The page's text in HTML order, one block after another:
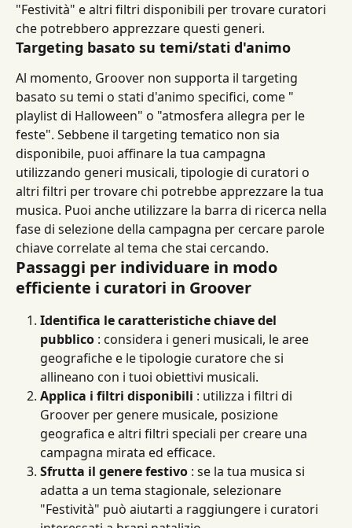
"Festività" e altri filtri disponibili per trovare curatori
che potrebbero apprezzare questi generi.
Targeting basato su temi/stati d'animo
Al momento, Groover non supporta il targeting
basato su temi o stati d'animo specifici, come "
playlist di Halloween" o "atmosfera allegra per le
feste". Sebbene il targeting tematico non sia
disponibile, puoi affinare la tua campagna
utilizzando generi musicali, tipologie di curatori o
altri filtri per trovare chi potrebbe apprezzare la tua
musica. Puoi anche utilizzare la barra di ricerca nella
fase di selezione della campagna per cercare parole
chiave correlate al tema che stai cercando.
Passaggi per individuare in modo
efficiente i curatori in Groover
Identifica le caratteristiche chiave del
pubblico : considera i generi musicali, le aree
geografiche e le tipologie curatore che si
allineano con i tuoi obiettivi musicali.
Applica i filtri disponibili : utilizza i filtri di
Groover per genere musicale, posizione
geografica e altri filtri speciali per creare una
campagna mirata ed efficace.
Sfrutta il genere festivo : se la tua musica si
adatta a un tema stagionale, selezionare
"Festività" può aiutarti a raggiungere i curatori